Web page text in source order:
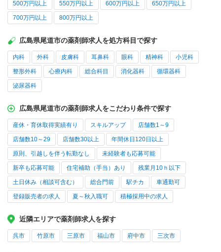
500万円以上 550万円以上 600万円以上 650万円以上
700万円以上 800万円以上
広島県尾道市の薬剤師求人を処方科目で探す
内科 外科 皮膚科 耳鼻科 眼科 精神科 小児科
整形外科 心療内科 総合科目 消化器科 循環器科
泌尿器科
広島県尾道市の薬剤師求人をこだわり条件で探す
産休・育休取得実績有り スキルアップ 店舗数1～9
店舗数10～29 店舗数30以上 年間休日120日以上
原則、引越しを伴う転勤なし 未経験者も応募可能
新卒も応募可能 住宅補助（手当）あり 残業月10ｈ以下
土日休み（相談可含む） 総合門前 駅チカ 車通勤可
登録販売者の求人 夏～秋入職可 積極採用中の求人
近隣エリアで薬剤師求人を探す
呉市 竹原市 三原市 福山市 府中市 三次市